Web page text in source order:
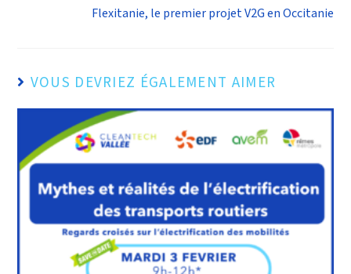
Flexitanie, le premier projet V2G en Occitanie
VOUS DEVRIEZ ÉGALEMENT AIMER